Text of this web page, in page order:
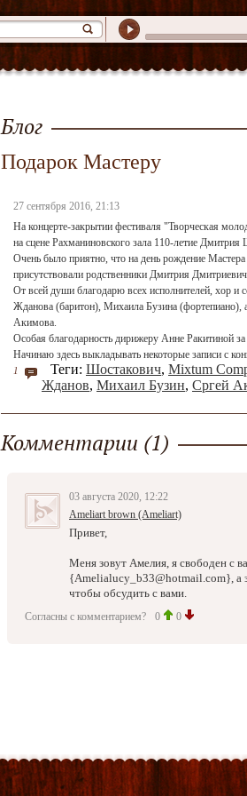
Блог
Подарок Мастеру
27 сентября 2016, 21:13
На концерте-закрытии фестиваля "Творческая
на сцене Рахманиновского зала 110-летие
Очень было приятно, что на день рождение
присутствовали родственники Дмитрия
От всей души благодарю всех исполнителей, хор и
Жданова (баритон), Михаила Бузина (фортепиано),
Акимова.
Особая благодарность дирижеру Анне Ракитиной за
Начинаю здесь выкладывать некоторые записи с
1 Теги: Шостакович, Mixtum
Жданов, Михаил Бузин, Сргей
Комментарии (1)
03 августа 2020, 12:22
Ameliart brown (Ameliart)
Привет,
Меня зовут Амелия, я свободен с
{Amelialucy_b33@hotmail.com}, а
чтобы обсудить с вами.
Согласны с комментарием? 0 0